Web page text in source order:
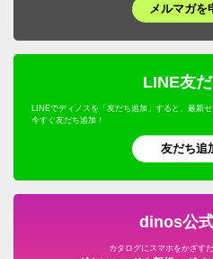
メルマガを
LINE友
LINEでディノスを「友だち追加」すると、最新
今すぐ友だち追加！
友だち追
dinos公
カタログにスマホをかざす